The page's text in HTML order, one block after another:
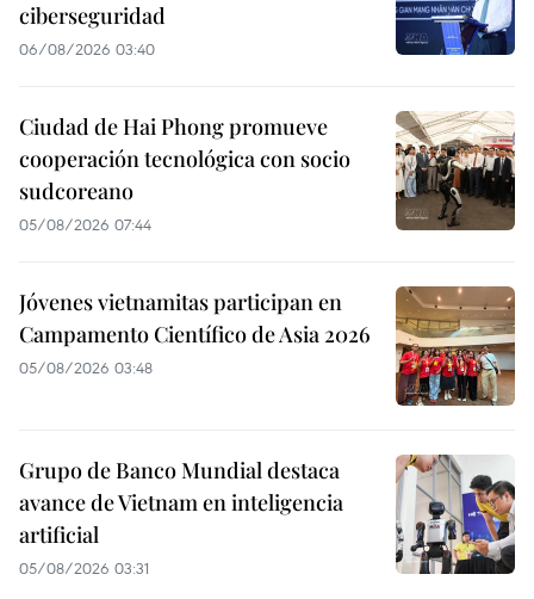
ciberseguridad
06/08/2026 03:40
Ciudad de Hai Phong promueve
cooperación tecnológica con socio
sudcoreano
05/08/2026 07:44
Jóvenes vietnamitas participan en
Campamento Científico de Asia 2026
05/08/2026 03:48
Grupo de Banco Mundial destaca
avance de Vietnam en inteligencia
artificial
05/08/2026 03:31